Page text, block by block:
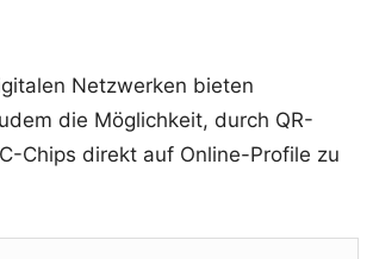
Netzwerken bieten
die Möglichkeit, durch QR-
Chips direkt auf Online-Profile zu